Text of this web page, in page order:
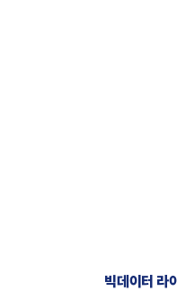
빅데이터 라